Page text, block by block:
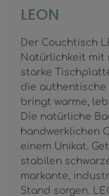
LEON
Der Couchtisch
Natürlichkeit mit
starke
die authentische
bringt warme,
Die natürliche
handwerklichen
einem Unikat.
stabilen
markante,
Stand sorgen.